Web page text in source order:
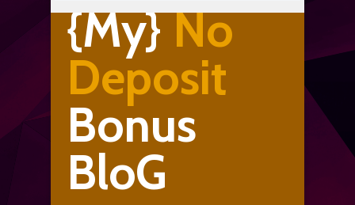
{My}No
Deposit
Bonus
BloG